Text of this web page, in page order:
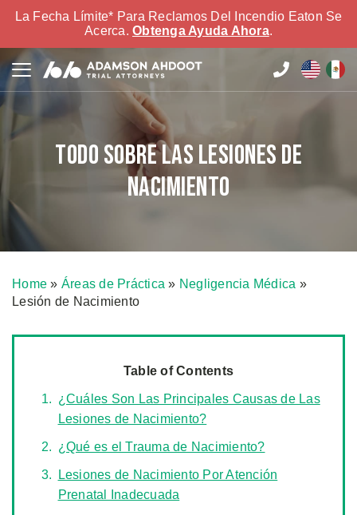
La Fecha Límite* Para Reclamos Del Incendio Eaton Se
Acerca. Obtenga Ayuda Ahora.
Todo sobre las lesiones de
nacimiento
Home » Áreas de Práctica » Negligencia Médica »
Lesión de Nacimiento
Table of Contents
¿Cuáles Son Las Principales Causas de Las
Lesiones de Nacimiento?
¿Qué es el Trauma de Nacimiento?
Lesiones de Nacimiento Por Atención
Prenatal Inadecuada